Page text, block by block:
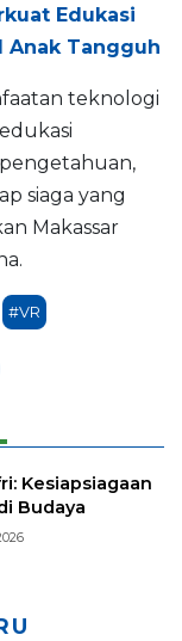
Edukasi
Anak Tangguh
teknologi
siaga yang
Makassar
#VR
Kesiapsiagaan
Budaya